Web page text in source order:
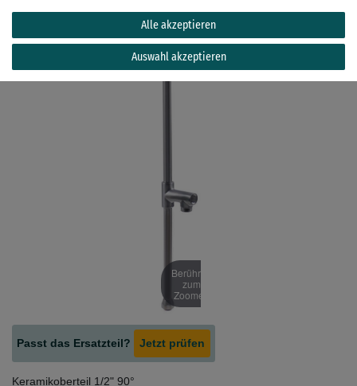
Berühren
zum
Zoomen
Passt das Ersatzteil? Jetzt prüfen
Keramikoberteil 1/2" 90°
Alle akzeptieren
Auswahl akzeptieren